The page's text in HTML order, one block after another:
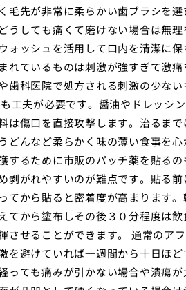
毛先が非常に柔らかい歯ブラシを
うしても痛くて磨けない場合は無
ォッシュを活用して口内を清潔に保
れているものは刺激が強すぎて激
歯科医院で処方される刺激の少な
工夫が必要です。醤油やドレッシ
は傷口を直接攻撃します。治るま
どんなど柔らかく味の薄い食事を心
するために市販のパッチ薬を貼る
剥がれやすいのが難点です。貼る前
てから貼ると密着度が高まります。
てから塗布しその後３０分程度は飲
させることができます。 通常のア
を避けていれば一週間から十日ほ
っても痛みが引かない場合や潰瘍